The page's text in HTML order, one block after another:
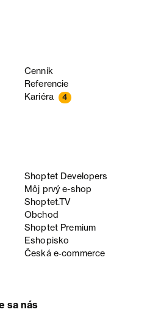
Cenník
Referencie
Kariéra 4
Shoptet Developers
Môj prvý e-shop
Shoptet.TV
Obchod
Shoptet Premium
Eshopisko
Česká e‑commerce
sa nás